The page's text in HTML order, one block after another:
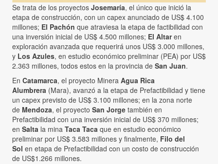
Se trata de los proyectos Josemaría, el único que inició la
etapa de construcción, con un capex anunciado de US$ 4.100
millones; El Pachón que atraviesa la etapa de factibilidad con
una inversión inicial de US$ 4.500 millones; El Altaren
exploración avanzada que requerirá unos US$ 3.000 millones,
y Los Azules, en estudio económico preliminar (PEA) por US$
2.363 millones, todos estos en la provincia de San Juan.
En Catamarca, el proyecto Minera Agua Rica
Alumbrera (Mara), avanzó a la etapa de Prefactibilidad y tiene
un capex previsto de US$ 3.100 millones; en la zona norte
de Mendoza, el proyecto San Jorge también en
Prefactibilidad con una inversión inicial de US$ 370 millones;
en Salta la mina Taca Taca que en estudio económico
preliminar por US$ 3.583 millones y finalmente, Filo del
Sol en etapa de Prefactibilidad con un costo de construcción
de US$1.266 millones.